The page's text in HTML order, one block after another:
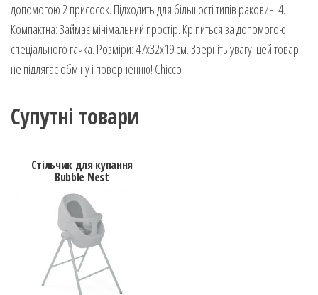
допомогою 2 присосок. Підходить для більшості типів раковин. 4.
Компактна: Займає мінімальний простір. Кріпиться за допомогою
спеціального гачка. Розміри: 47х32х19 см. Зверніть увагу: цей товар
не підлягає обміну і поверненню! Chicco
Супутні товари
Стільчик для купання
Bubble Nest